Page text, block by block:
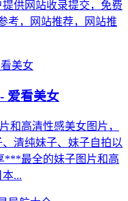
供网站收录提交，免费
考，网站推荐，网站推
爱看美女
和高清性感美女图片，
清纯妹子、妹子自拍以
***最全的妹子图片和高
...